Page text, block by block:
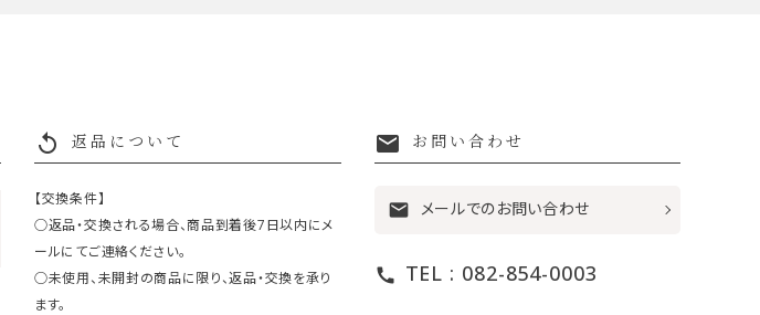
replay 返品について
【交換条件】
○返品・交換される場合、商品到着後7日以内にメ
ールにてご連絡ください。
○未使用、未開封の商品に限り、返品・交換を承り
ます。
mail お問い合わせ
mail メールでのお問い合わせ
call TEL : 082-854-0003